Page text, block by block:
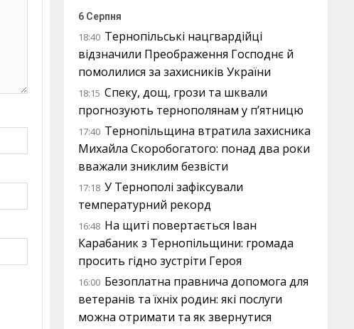
6 Серпня
18:40 Тернопільські нацгвардійці
відзначили Преображення Господнє й
помолилися за захисників України
18:15 Спеку, дощ, грози та шквали
прогнозують тернополянам у п’ятницю
17:40 Тернопільщина втратила захисника
Михайла Скоробогатого: понад два роки
вважали зниклим безвісти
17:18 У Тернополі зафіксували
температурний рекорд
16:48 На щиті повертається Іван
Карабаник з Тернопільщини: громада
просить гідно зустріти Героя
16:00 Безоплатна правнича допомога для
ветеранів та їхніх родин: які послуги
можна отримати та як звернутися